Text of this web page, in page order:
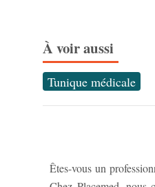
À voir aussi
Tunique médicale
Êtes-vous un